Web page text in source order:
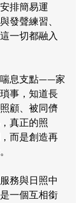
排簡易運
發聲練習、
一切都融入
喘息支點——家
事，知道長
顧、被同儕
真正的照
而是創造再
務與日照中
一個互相銜